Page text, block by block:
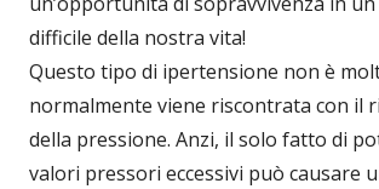
difficile della nostra vita!
Questo tipo di ipertensione non è
normalmente viene riscontrata con il
della pressione. Anzi, il solo fatto di
valori pressori eccessivi può causare